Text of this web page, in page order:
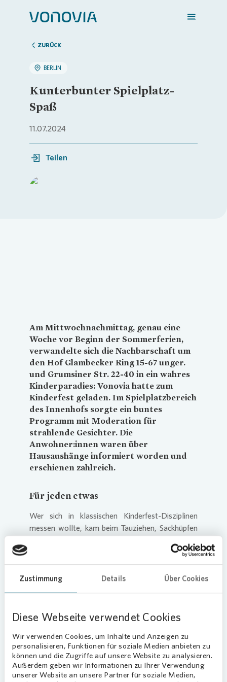
Zustimmung Details Über Cookies
Diese Webseite verwendet Cookies
Wir verwenden Cookies, um Inhalte und Anzeigen zu
personalisieren, Funktionen für soziale Medien anbieten zu
können und die Zugriffe auf unsere Website zu analysieren.
Außerdem geben wir Informationen zu Ihrer Verwendung
unserer Website an unsere Partner für soziale Medien,
Zuhause finden
Mein Zuhause
Meine Stadt
Weitere Angebote
ZURÜCK
BERLIN
Kunterbunter Spielplatz-
Spaß
11.07.2024
Teilen
Am Mittwochnachmittag, genau eine
Woche vor Beginn der Sommerferien,
verwandelte sich die Nachbarschaft um
den Hof Glambecker Ring 15-67 unger.
und Grumsiner Str. 22-40 in ein wahres
Kinderparadies: Vonovia hatte zum
Kinderfest geladen. Im Spielplatzbereich
des Innenhofs sorgte ein buntes
Programm mit Moderation für
strahlende Gesichter. Die
Anwohner:innen waren über
Hausaushänge informiert worden und
erschienen zahlreich.
Für jeden etwas
Wer sich in klassischen Kinderfest-Disziplinen
messen wollte, kam beim Tauziehen, Sackhüpfen
Ballspielen, beim Seilspringen oder beim
Balancieren zeigten die kleinen Besucher:innen
vollen Einsatz und hatten sichtlich Spaß. Das
Armtattoos waren heiß begehrt.
Ferien-Vorfreude kommt auf
So viel Action macht Appetit, deshalb gab es für
alle Mieter:innen zur Stärkung zwischendurch
leckere Hotdogs und kalte Getränke gratis. Damit